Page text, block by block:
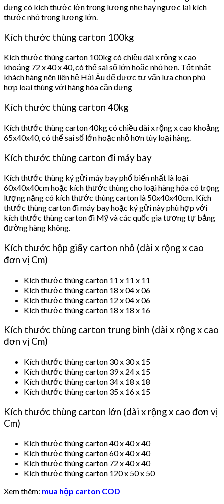
đựng có kích thước lớn trọng lượng nhẹ hay ngược lại kích
thước nhỏ trọng lượng lớn.
Kích thước thùng carton 100kg
Kích thước thùng carton 100kg có chiều dài x rộng x cao
khoảng 72 x 40 x 40, có thể sai số lớn hoặc nhỏ hơn. Tốt nhất
khách hàng nên liên hệ Hải Âu để được tư vấn lựa chọn phù
hợp loại thùng với hàng hóa cần đựng
Kích thước thùng carton 40kg
Kích thước thùng carton 40kg có chiều dài x rộng x cao khoảng
65x40x40, có thể sai số lớn hoặc nhỏ hơn tùy loại hàng.
Kích thước thùng carton đi máy bay
Kích thước thùng ký gửi máy bay phổ biến nhất là loại
60x40x40cm hoặc kích thước thùng cho loại hàng hóa có trọng
lượng nặng có kích thước thùng carton là 50x40x40cm. Kích
thước thùng carton đi máy bay hoặc ký gửi này phù hợp với
kích thước thùng carton đi Mỹ và các quốc gia tương tự bằng
đường hàng không.
Kích thước hộp giấy carton nhỏ (dài x rộng x cao
đơn vị Cm)
Kích thước thùng carton 11 x 11 x 11
Kích thước thùng carton 18 x 04 x 06
Kích thước thùng carton 12 x 04 x 06
Kích thước thùng carton 18 x 18 x 16
Kích thước thùng carton trung bình (dài x rộng x cao
đơn vị Cm)
Kích thước thùng carton 30 x 30 x 15
Kích thước thùng carton 39 x 24 x 15
Kích thước thùng carton 34 x 18 x 18
Kích thước thùng carton 35 x 16 x 15
Kích thước thùng carton lớn (dài x rộng x cao đơn vị
Cm)
Kích thước thùng carton 40 x 40 x 40
Kích thước thùng carton 60 x 40 x 40
Kích thước thùng carton 72 x 40 x 40
Kích thước thùng carton 120 x 50 x 50
Xem thêm: mua hộp carton COD